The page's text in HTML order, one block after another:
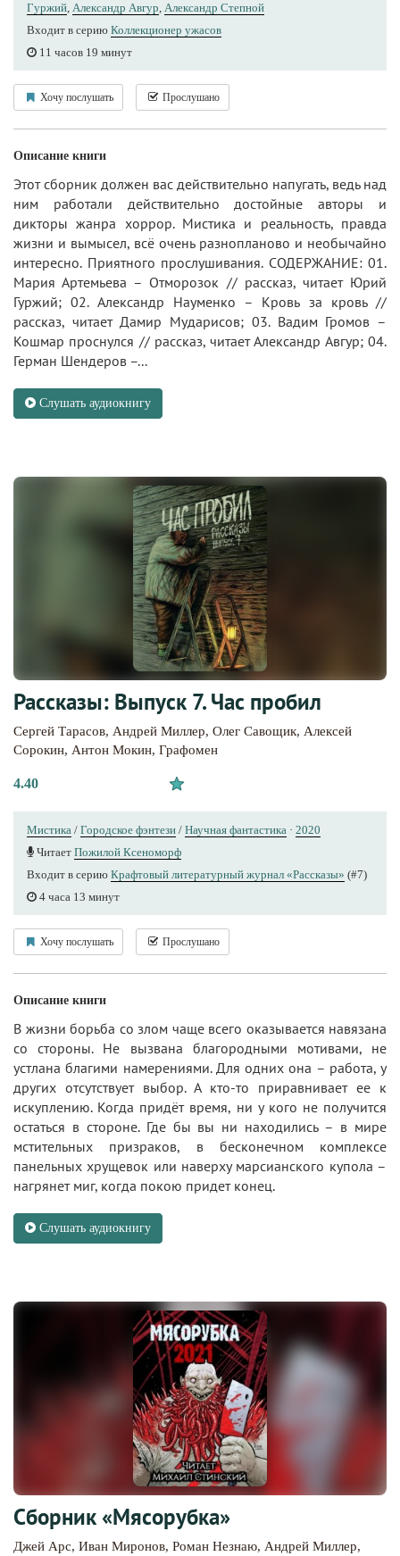
Гуржий Александр Авгур Александр Степной
Входит в серию Коллекционер ужасов
11 часов 19 минут
Хочу послушать Прослушано
Описание книги
Этот сборник должен вас действительно напугать, ведь над
ним работали действительно достойные авторы и
дикторы жанра хоррор. Мистика и реальность, правда
жизни и вымысел, всё очень разнопланово и необычайно
интересно. Приятного прослушивания. СОДЕРЖАНИЕ: 01.
Мария Артемьева – Отморозок // рассказ, читает Юрий
Гуржий; 02. Александр Науменко – Кровь за кровь //
рассказ, читает Дамир Мударисов; 03. Вадим Громов –
Кошмар проснулся // рассказ, читает Александр Авгур; 04.
Герман Шендеров –...
Слушать аудиокнигу
Рассказы: Выпуск 7. Час пробил
Сергей Тарасов, Андрей Миллер, Олег Савощик, Алексей
Сорокин, Антон Мокин, Графомен
4.40
Мистика / Городское фэнтези / Научная фантастика · 2020
Читает Пожилой Ксеноморф
Входит в серию Крафтовый литературный журнал «Рассказы» (#7)
4 часа 13 минут
Хочу послушать Прослушано
Описание книги
В жизни борьба со злом чаще всего оказывается навязана
со стороны. Не вызвана благородными мотивами, не
устлана благими намерениями. Для одних она – работа, у
других отсутствует выбор. А кто-то приравнивает ее к
искуплению. Когда придёт время, ни у кого не получится
остаться в стороне. Где бы вы ни находились – в мире
мстительных призраков, в бесконечном комплексе
панельных хрущевок или наверху марсианского купола –
нагрянет миг, когда покою придет конец.
Слушать аудиокнигу
Сборник «Мясорубка»
Джей Арс, Иван Миронов, Роман Незнаю, Андрей Миллер,